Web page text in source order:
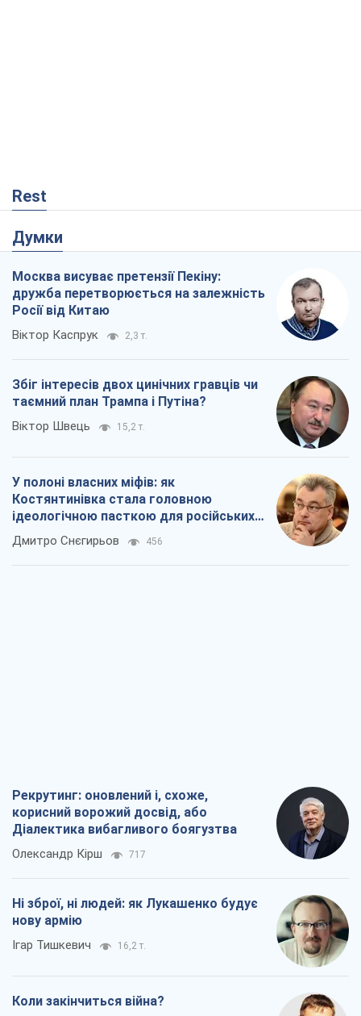
Rest
Думки
Москва висуває претензії Пекіну:
дружба перетворюється на залежність
Росії від Китаю
Віктор Каспрук 2,3 т.
Збіг інтересів двох цинічних гравців чи
таємний план Трампа і Путіна?
Віктор Швець 15,2 т.
У полоні власних міфів: як
Костянтинівка стала головною
ідеологічною пасткою для російських
окупантів
Дмитро Снєгирьов 456
Рекрутинг: оновлений і, схоже,
корисний ворожий досвід, або
Діалектика вибагливого боягузтва
Олександр Кірш 717
Ні зброї, ні людей: як Лукашенко будує
нову армію
Ігар Тишкевич 16,2 т.
Коли закінчиться війна?